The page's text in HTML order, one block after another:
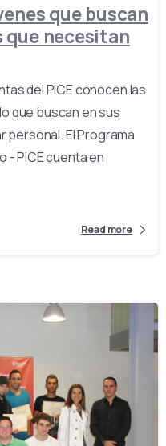
que buscan
que necesitan
del PICE conocen las
que buscan en sus
personal. El Programa
- PICE cuenta en
Read more